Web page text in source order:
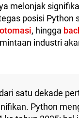
melonjak
posisi Python
otomasi, hingga
industri
satu dekade
Python